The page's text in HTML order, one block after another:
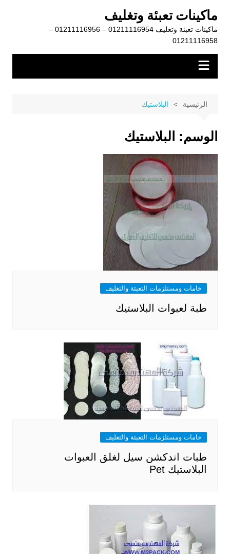
المحتوى
ماكينات تعبئة وتغليف
ماكينات تعبئة وتغليف 01211116954 – 01211116956 –
01211116958
الرئيسية البلاستيك
الوسم: البلاستيك
خامات ومستلزمات التعبئة والتغليف
طبة لعبوات البلاستيك
خامات ومستلزمات التعبئة والتغليف
طبات اندكشن سيل لغلق العبوات
البلاستيك Pet